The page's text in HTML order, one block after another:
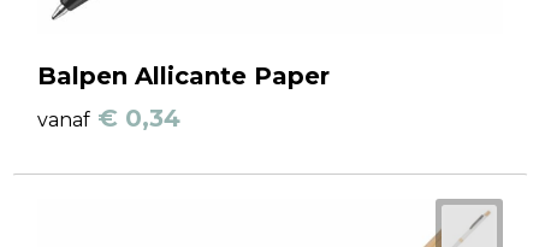
Balpen Allicante Paper
vanaf € 0,34